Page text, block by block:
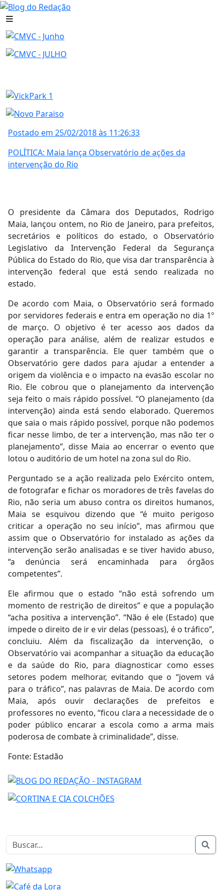
Postado em 25/02/2018 às 11:26:33
POLÍTICA: Maia lança Observatório de ações da
intervenção do Rio
O presidente da Câmara dos Deputados, Rodrigo
Maia, lançou ontem, no Rio de Janeiro, para prefeitos,
secretários e políticos do estado, o Observatório
Legislativo da Intervenção Federal da Segurança
Pública do Estado do Rio, que visa dar transparência à
intervenção federal que está sendo realizada no
estado.
De acordo com Maia, o Observatório será formado
por servidores federais e entra em operação no dia 1º
de março. O objetivo é ter acesso aos dados da
operação para análise, além de realizar estudos e
garantir a transparência. Ele quer também que o
Observatório gere dados para ajudar a entender a
origem da violência e o impacto na evasão escolar no
Rio. Ele cobrou que o planejamento da intervenção
seja feito o mais rápido possível. “O planejamento (da
intervenção) ainda está sendo elaborado. Queremos
que saia o mais rápido possível, porque não podemos
ficar nesse limbo, de ter a intervenção, mas não ter o
planejamento”, disse Maia ao encerrar o evento que
lotou o auditório de um hotel na zona sul do Rio.
Perguntado se a ação realizada pelo Exército ontem,
de fotografar e fichar os moradores de três favelas do
Rio, não seria um abuso contra os direitos humanos,
Maia se esquivou dizendo que “é muito perigoso
criticar a operação no seu início”, mas afirmou que
assim que o Observatório for instalado as ações da
intervenção serão analisadas e se tiver havido abuso,
“a denúncia será encaminhada para órgãos
competentes”.
Ele afirmou que o estado “não está sofrendo um
momento de restrição de direitos” e que a população
“acha positiva a intervenção”. “Não é ele (Estado) que
impede o direito de ir e vir delas (pessoas), é o tráfico”,
concluiu. Além da fiscalização da intervenção, o
Observatório vai acompanhar a situação da educação
e da saúde do Rio, para diagnosticar como esses
setores podem melhorar, evitando que o “jovem vá
para o tráfico”, nas palavras de Maia. De acordo com
Maia, após ouvir declarações de prefeitos e
professores no evento, “ficou clara a necessidade de o
poder público encarar a escola como a arma mais
poderosa de combate à criminalidade”, disse.
Fonte: Estadão